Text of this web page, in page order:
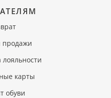
продажи
карты
обуви